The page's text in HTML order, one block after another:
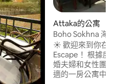
Attaka的公寓
Boho Sokhna 海
☀️ 歡迎來到你在
Escape！ 根據度假村規定，僅限家庭、已
婚夫婦和女性團體😊 在 BOHO
適的一房公寓中放